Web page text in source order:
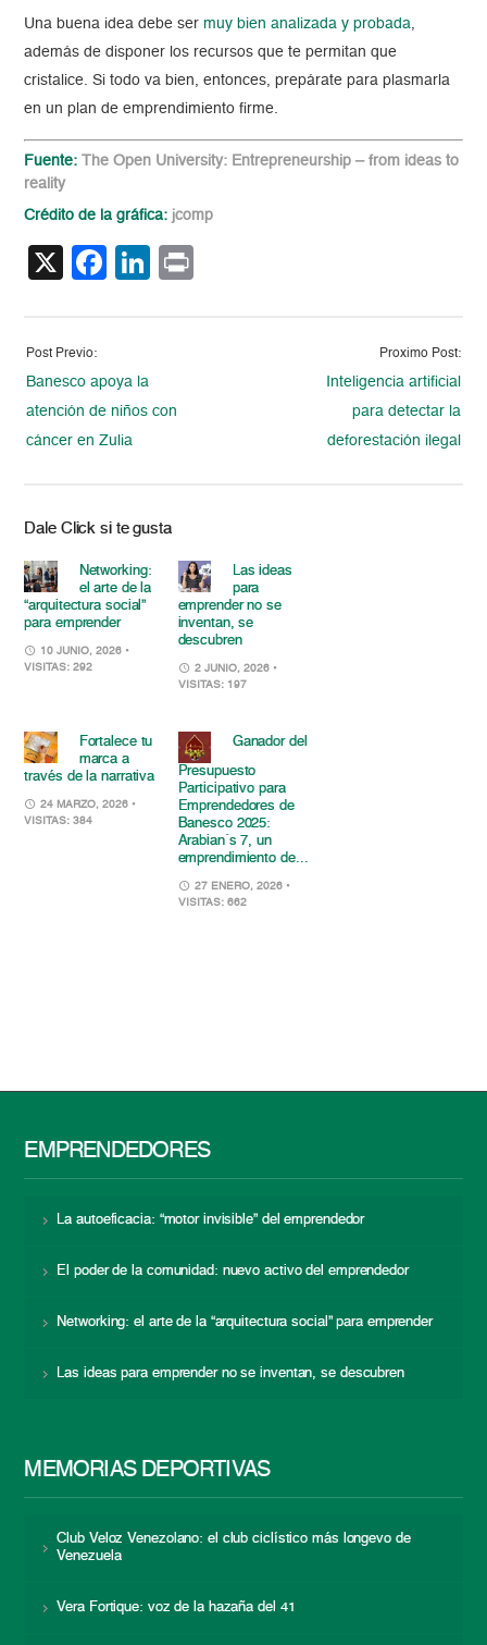
Una buena idea debe sermuy bien analizada y probada,
además de disponer los recursos que te permitan que
cristalice. Si todo va bien, entonces, prepárate para plasmarla
en un plan de emprendimiento firme.
Fuente: The Open University: Entrepreneurship – from ideas to
reality
Crédito de la gráfica: jcomp
X Facebook
LinkedIn
Post Previo:
Banesco apoya la
atención de niños con
cáncer en Zulia
Proximo Post:
Inteligencia artificial
para detectar la
deforestación ilegal
Dale Click si te gusta
Networking:
el arte de la
“arquitectura social”
para emprender
10 JUNIO, 2026 •
VISITAS: 292
Las ideas
para
emprender no se
inventan, se
descubren
2 JUNIO, 2026 •
VISITAS: 197
Fortalece tu
marca a
través de la narrativa
24 MARZO, 2026 •
VISITAS: 384
Ganador del
Presupuesto
Participativo para
Emprendedores de
Banesco 2025:
Arabian´s 7, un
emprendimiento de...
27 ENERO, 2026 •
VISITAS: 662
EMPRENDEDORES
La autoeficacia: “motor invisible” del emprendedor
El poder de la comunidad: nuevo activo del emprendedor
Networking: el arte de la “arquitectura social” para emprender
Las ideas para emprender no se inventan, se descubren
MEMORIAS DEPORTIVAS
Club Veloz Venezolano: el club ciclístico más longevo de
Venezuela
Vera Fortique: voz de la hazaña del 41